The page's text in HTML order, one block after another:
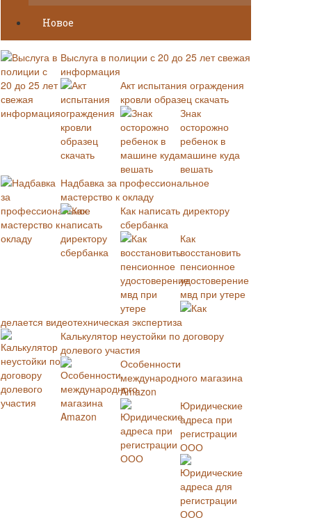
Новое
Выслуга в полиции с 20 до 25 лет свежая
информация
Акт испытания ограждения
кровли образец скачать
Знак
осторожно
ребенок в
машине куда
вешать
Надбавка за профессиональное
мастерство к окладу
Как написать директору
сбербанка
Как
восстановить
пенсионное
удостоверение
мвд при утере
Как
делается видеотехническая экспертиза
Калькулятор неустойки по договору
долевого участия
Особенности
международного магазина
Amazon
Юридические
адреса при
регистрации
ООО